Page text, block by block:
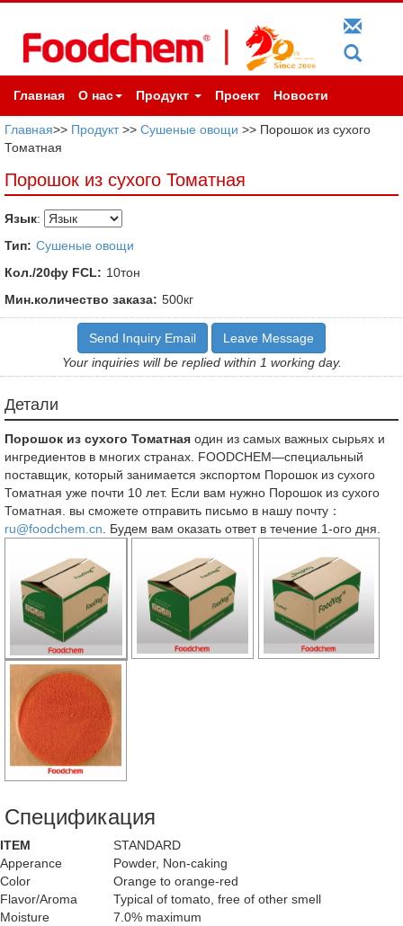
Главная О нас Продукт Проект Новости
Главная>> Продукт>> Сушеные овощи >> Порошок из сухого
Томатная
Порошок из сухого Томатная
Язык:
Тип: Сушеные овощи
Кол./20фу FCL: 10тон
Мин.количество заказа: 500кг
Send Inquiry Email
Leave Message
Your inquiries will be replied within 1 working day.
Детали
Порошок из сухого Томатная один из самых важных сырьях и
ингредиентов в многих странах. FOODCHEM—специальный
поставщик, который занимается экспортом Порошок из сухого
Томатная уже почти 10 лет. Если вам нужно Порошок из сухого
Томатная. вы сможете отправить письмо в нашу почту：
ru@foodchem.cn . Будем вам оказать ответ в течение 1-ого дня.
Спецификация
ITEM
STANDARD
Apperance
Powder, Non-caking
Color
Orange to orange-red
Flavor/Aroma
Typical of tomato, free of other smell
Moisture
7.0% maximum